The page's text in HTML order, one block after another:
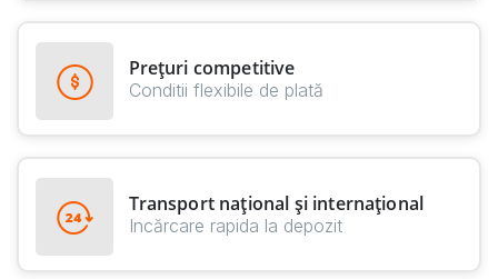
Prețuri competitive
Conditii flexibile de plată
Transport național și internațional
Incărcare rapida la depozit